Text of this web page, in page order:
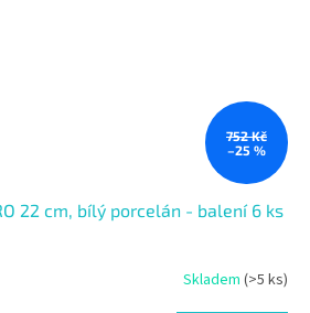
752 Kč
–25 %
22 cm, bílý porcelán - balení 6 ks
Skladem (>5 ks)